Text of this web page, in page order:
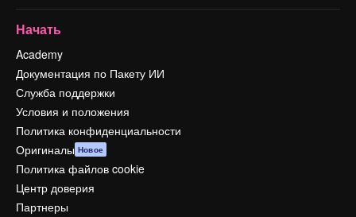
Начать
Academy
Документация по Пакету ИИ
Служба поддержки
Условия и положения
Политика конфиденциальности
Оригиналы Новое
Политика файлов cookie
Центр доверия
Партнеры